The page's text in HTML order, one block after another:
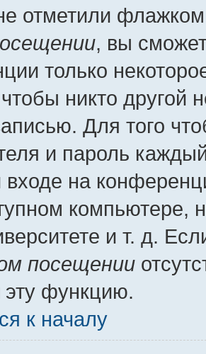
отметили
, вы
только
никто другой
Для того
и пароль
входе на
компьютере,
и т. д.
посещении
эту функцию.
к началу